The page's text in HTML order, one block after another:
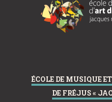
ÉCOLE DE MUSIQUE
DE FRÉJUS «